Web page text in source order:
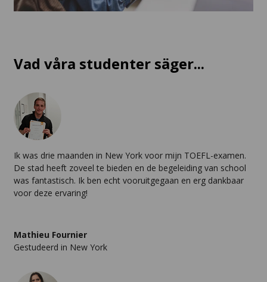
Vad våra studenter säger...
Ik was drie maanden in New York voor mijn TOEFL-examen.
De stad heeft zoveel te bieden en de begeleiding van school
was fantastisch. Ik ben echt vooruitgegaan en erg dankbaar
voor deze ervaring!
Mathieu Fournier
Gestudeerd in New York